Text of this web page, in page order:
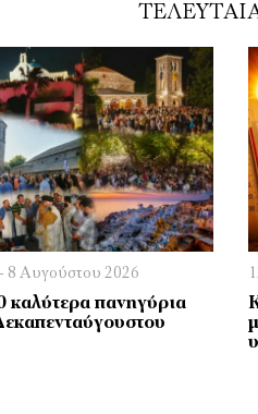
8 Αυγούστου 2026
καλύτερα πανηγύρια